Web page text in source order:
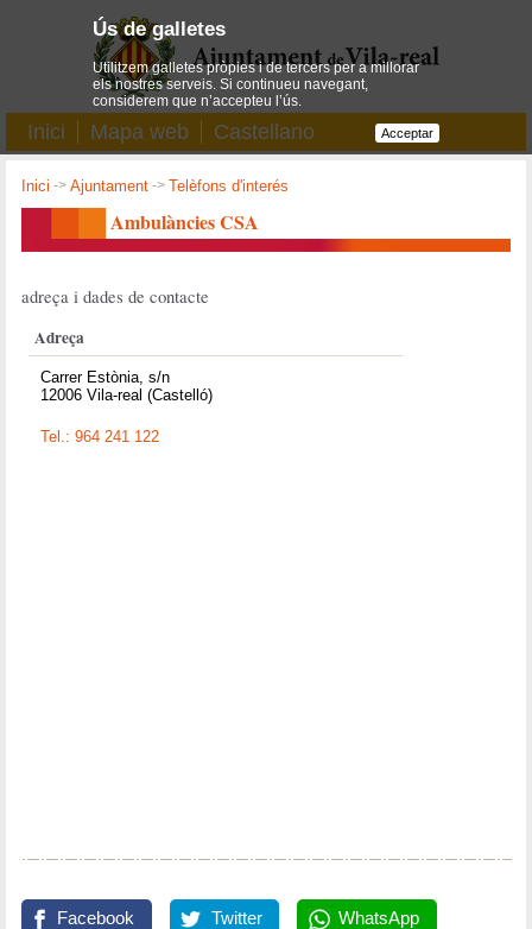
Inici Mapa web Castellano
Inici ->Ajuntament ->Telèfons d'interés
Ambulàncies CSA
adreça i dades de contacte
Adreça
Carrer Estònia, s/n
12006 Vila-real (Castelló)
Tel.: 964 241 122
Facebook Twitter WhatsApp
Ús de galletes
Utilitzem galletes pròpies i de tercers per a millorar
els nostres serveis. Si continueu navegant,
considerem que n’accepteu l’ús.
Acceptar